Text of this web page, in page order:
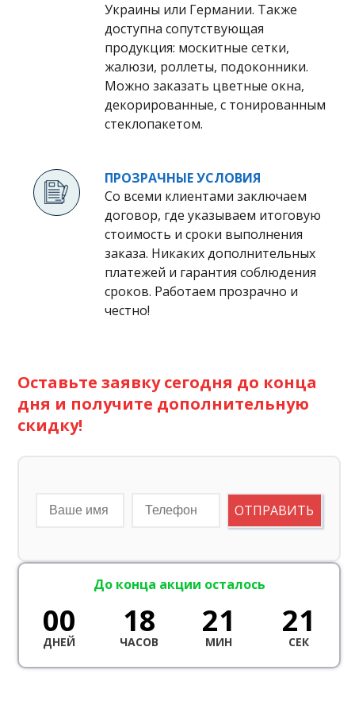
Украины или Германии. Также
доступна сопутствующая
продукция: москитные сетки,
жалюзи, роллеты, подоконники.
Можно заказать цветные окна,
декорированные, с тонированным
стеклопакетом.
ПРОЗРАЧНЫЕ УСЛОВИЯ
Со всеми клиентами заключаем
договор, где указываем итоговую
стоимость и сроки выполнения
заказа. Никаких дополнительных
платежей и гарантия соблюдения
сроков. Работаем прозрачно и
честно!
Оставьте заявку сегодня до конца
дня и получите дополнительную
скидку!
ОТПРАВИТЬ
До конца акции осталось
00
ДНЕЙ
18
ЧАСОВ
21
МИН
20
СЕК